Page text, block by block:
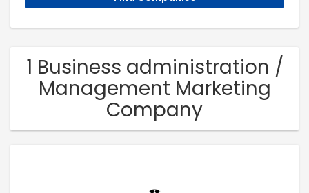
1 Business administration /
Management Marketing
Company